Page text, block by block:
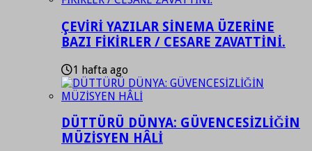
ÇEVİRİ YAZILAR SİNEMA ÜZERİNE
BAZI FİKİRLER / CESARE ZAVATTİNİ.
1 hafta ago
DÜTTÜRÜ DÜNYA: GÜVENCESİZLİĞİN
MÜZİSYEN HÂLİ